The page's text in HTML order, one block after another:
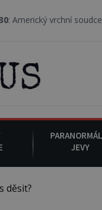
soudce Joseph F.
JEVY
děsit?